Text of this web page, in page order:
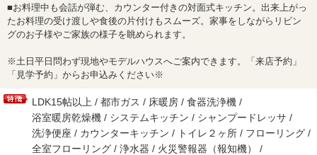
■お料理中も会話が弾む、カウンター付きの対面式キッチン。出来上がっ
たお料理の受け渡しや食後の片付けもスムーズ。家事をしながらリビン
グのお子様やご家族の様子を眺められます。
※土日平日問わず現地やモデルハウスへご案内できます。「来店予約」
「見学予約」からお申込みください※
LDK15帖以上 / 都市ガス / 床暖房 / 食器洗浄機 /
浴室暖房乾燥機 / システムキッチン / シャンプードレッサ /
洗浄便座 / カウンターキッチン / トイレ２ヶ所 / フローリング /
全室フローリング / 浄水器 / 火災警報器（報知機） /